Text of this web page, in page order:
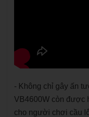
- Không chỉ gây ấn
VB4600W còn được
cho người chơi cầu